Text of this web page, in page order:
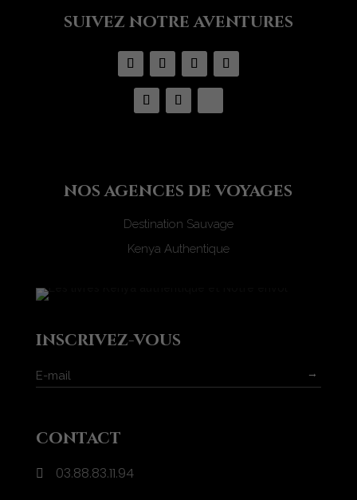
suivez notre aventures
nos agences de voyages
Destination Sauvage
Kenya Authentique
inscrivez-vous
→
contact
 03.88.83.11.94